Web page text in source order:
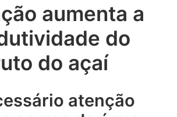
aumenta a
do
do açaí
atenção